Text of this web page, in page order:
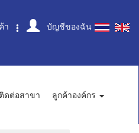
า บัญชีของฉัน
ติดต่อสาขา
ลูกค้าองค์กร